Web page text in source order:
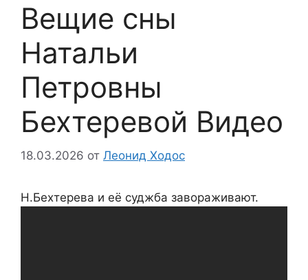
Вещие сны
Натальи
Петровны
Бехтеревой Видео
18.03.2026 от Леонид Ходос
Н.Бехтерева и её суджба завораживают.